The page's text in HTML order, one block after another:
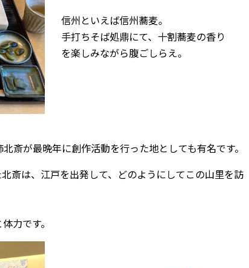
信州といえば信州蕎麦。
手打ちそば処鼎にて、十割蕎麦の香り
を楽しみながら腹ごしらえ。
斎が最晩年に創作活動を行った地としても有名です。
斎は、江戸を出発して、どのようにしてこの山里を訪
力です。